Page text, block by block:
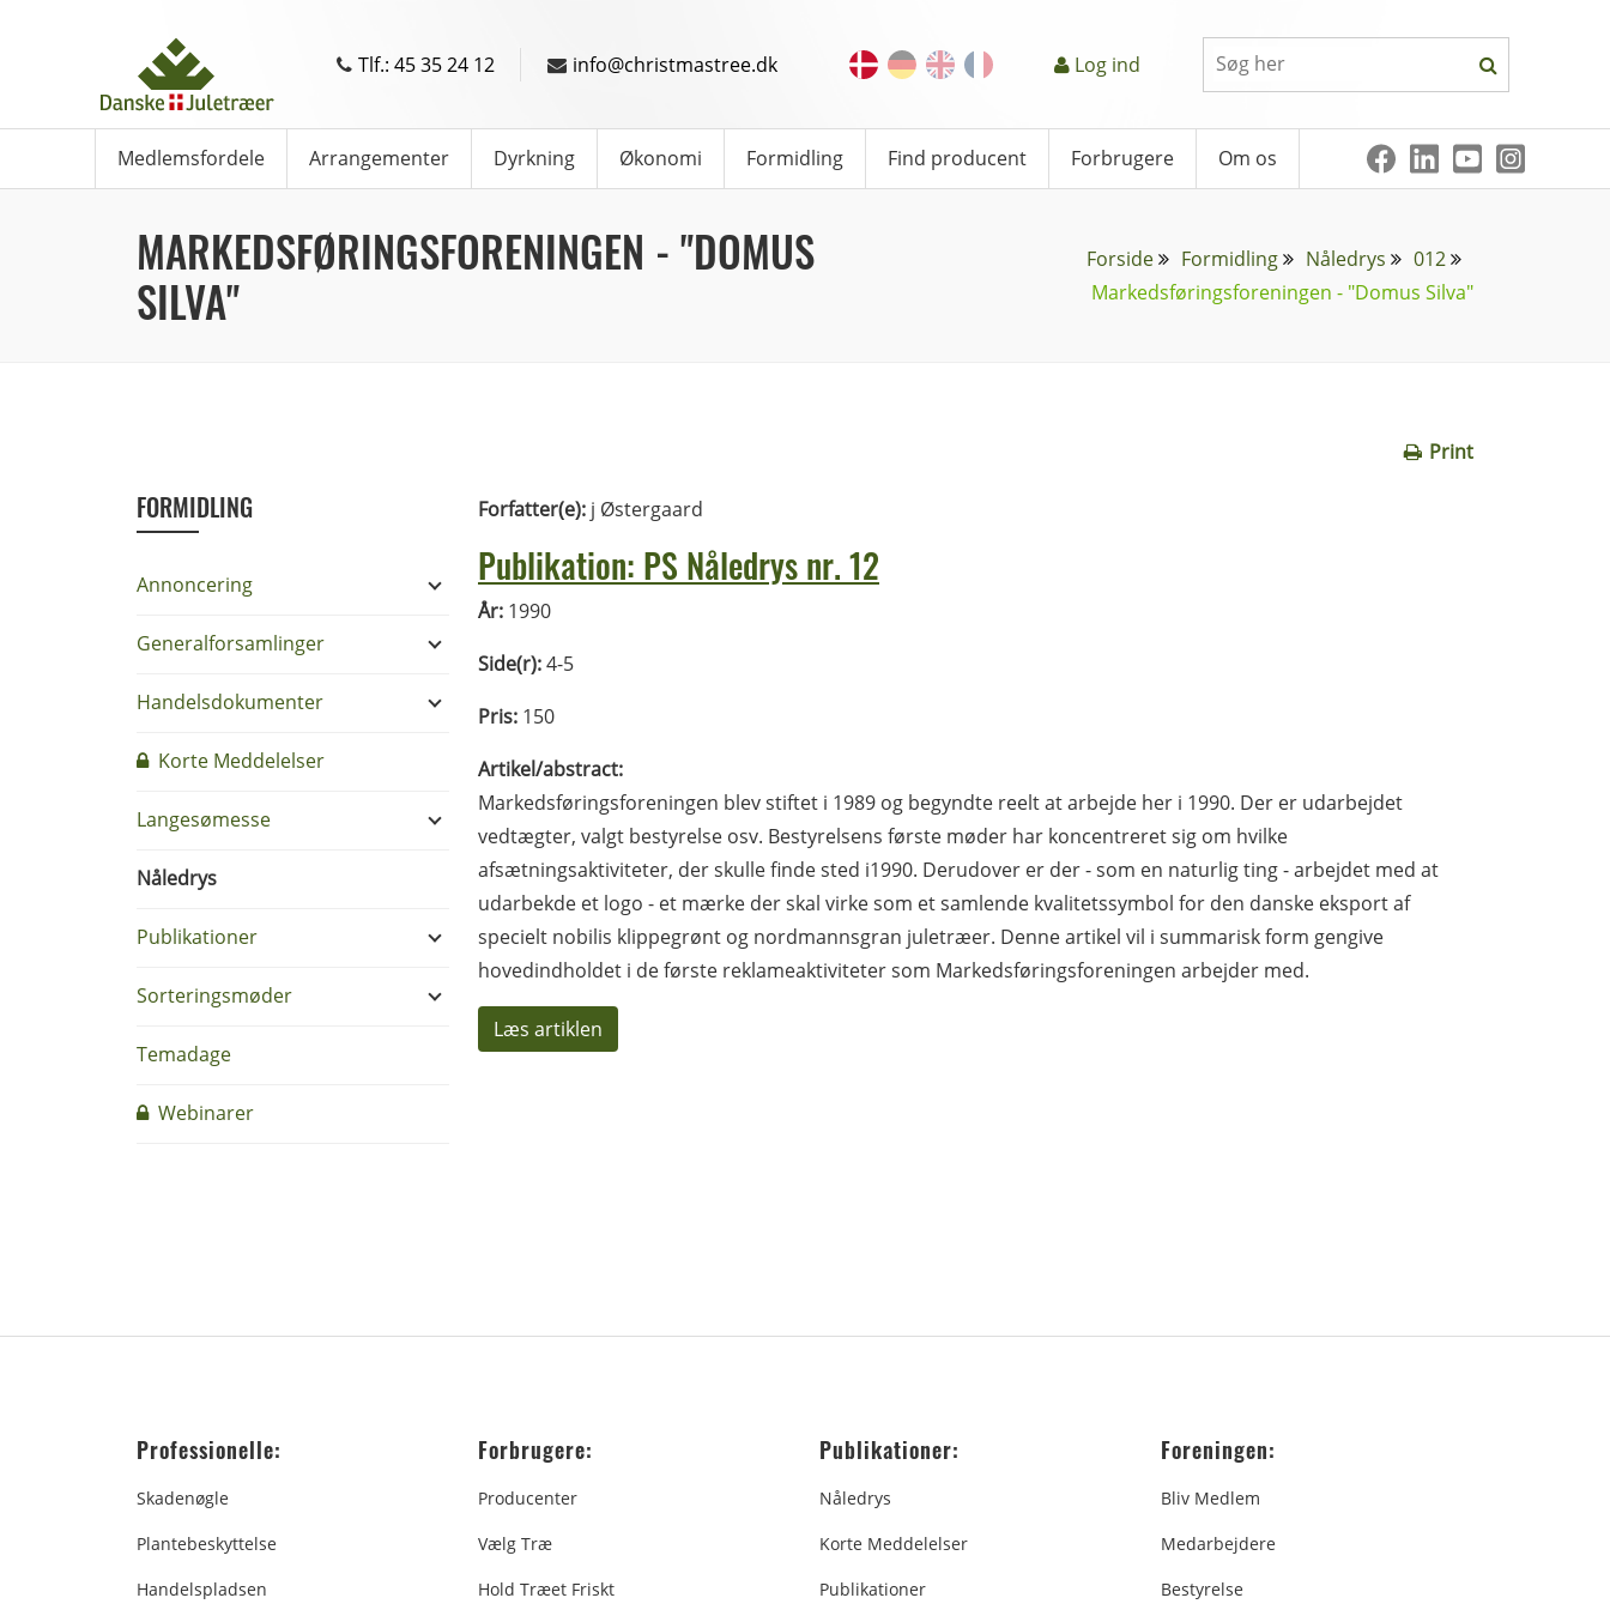
Tlf.: 45 35 24 12 info@christmastree.dk Log ind
Medlemsfordele Arrangementer Dyrkning Økonomi Formidling Find producent Forbrugere Om os
MARKEDSFØRINGSFORENINGEN - "DOMUS
SILVA"
Forside Formidling Nåledrys
012
Markedsføringsforeningen - "Domus Silva"
Print
FORMIDLING
Annoncering
Generalforsamlinger
Handelsdokumenter
Korte Meddelelser
Langesømesse
Nåledrys
Publikationer
Sorteringsmøder
Temadage
Webinarer
Forfatter(e): j Østergaard
Publikation: PS Nåledrys nr. 12
År: 1990
Side(r):4-5
Pris: 150
Artikel/abstract:
Markedsføringsforeningen blev stiftet i 1989 og begyndte reelt at arbejde her i 1990. Der er udarbejdet
vedtægter, valgt bestyrelse osv. Bestyrelsens første møder har koncentreret sig om hvilke
afsætningsaktiviteter, der skulle finde sted i1990. Derudover er der - som en naturlig ting - arbejdet med at
udarbekde et logo - et mærke der skal virke som et samlende kvalitetssymbol for den danske eksport af
specielt nobilis klippegrønt og nordmannsgran juletræer. Denne artikel vil i summarisk form gengive
hovedindholdet i de første reklameaktiviteter som Markedsføringsforeningen arbejder med.
Læs artiklen
Professionelle:
Skadenøgle
Plantebeskyttelse
Handelspladsen
Forbrugere:
Producenter
Vælg Træ
Hold Træet Friskt
Publikationer:
Nåledrys
Korte Meddelelser
Publikationer
Foreningen:
Bliv Medlem
Medarbejdere
Bestyrelse